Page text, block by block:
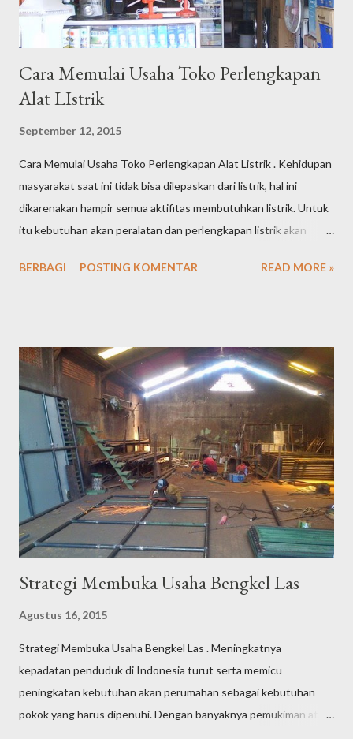
dan bad...
Cara Memulai Usaha Toko Perlengkapan
Alat LIstrik
September 12, 2015
Cara Memulai Usaha Toko Perlengkapan Alat Listrik . Kehidupan
masyarakat saat ini tidak bisa dilepaskan dari listrik, hal ini
dikarenakan hampir semua aktifitas membutuhkan listrik. Untuk
itu kebutuhan akan peralatan dan perlengkapan listrik akan
masyarakat akan peralatan listrik tentu saja menjadikan peluang
tidak ada salahnya Anda mencoba membuka toko perlengkapan
alat listrik, karena prospeknya yang masih sangat bagus. Berikut
ini adalah beberapa cara yang bisa anda pertimbangkan dalam
memulai membuka toko perlengkapan alat listrik: Lokasi usaha
Pemilihan lokasi usaha sangat penting karena akan berpengaruh
pada perkembangan usaha toko perlengkapan alat listrik yang
akan anda rintis. Pilihlah lokasi usaha yang strategis dan mudah
d...
BERBAGI POSTING KOMENTAR READ MORE »
Strategi Membuka Usaha Bengkel Las
Agustus 16, 2015
Strategi Membuka Usaha Bengkel Las . Meningkatnya
kepadatan penduduk di Indonesia turut serta memicu
peningkatan kebutuhan akan perumahan sebagai kebutuhan
pokok yang harus dipenuhi. Dengan banyaknya pemukiman atau